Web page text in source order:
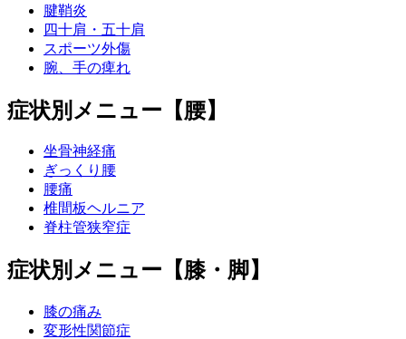
腱鞘炎
四十肩・五十肩
スポーツ外傷
腕、手の痺れ
症状別メニュー【腰】
坐骨神経痛
ぎっくり腰
腰痛
椎間板ヘルニア
脊柱管狭窄症
症状別メニュー【膝・脚】
膝の痛み
変形性関節症